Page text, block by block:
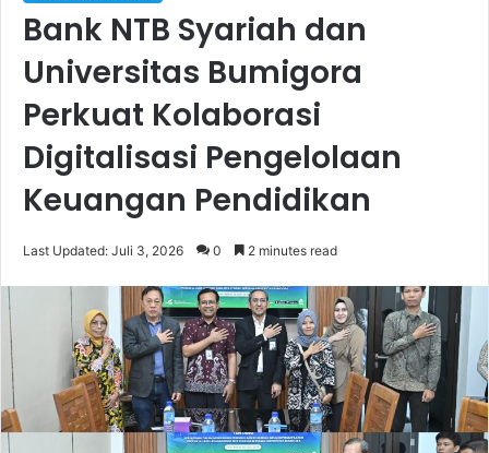
Bank NTB Syariah dan
Universitas Bumigora
Perkuat Kolaborasi
Digitalisasi Pengelolaan
Keuangan Pendidikan
Last Updated: Juli 3, 2026 0 2 minutes read